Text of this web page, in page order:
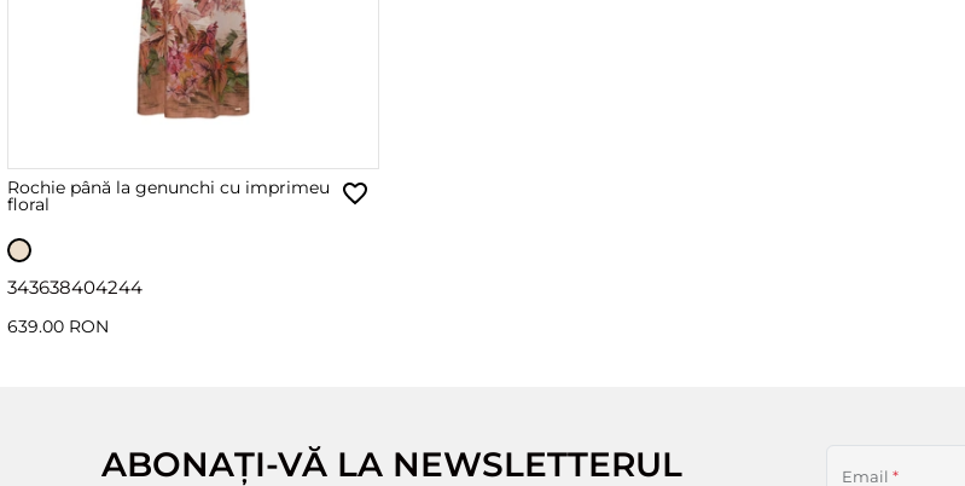
Rochie până la genunchi cu imprimeu
floral
343638404244
639.00 RON
ABONAȚI-VĂ LA NEWSLETTERUL
Email *